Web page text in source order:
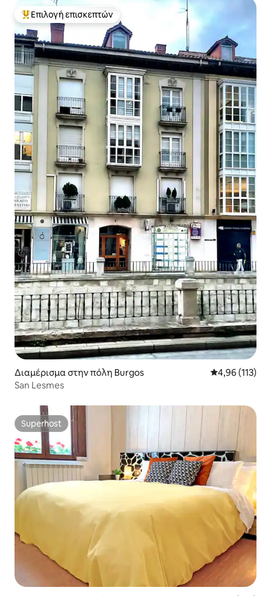
Κορυφαία επιλογή επισκεπτών
Επιλογή επισκεπτών
Διαμέρισμα στην πόλη Burgos Μέση
4,96 (113)
San Lesmes
Superhost
Superhost